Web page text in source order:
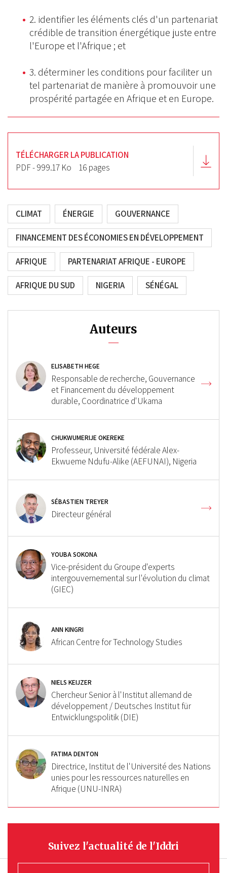
2. identifier les éléments clés d'un partenariat
crédible de transition énergétique juste entre
l'Europe et l'Afrique ; et
3. déterminer les conditions pour faciliter un
tel partenariat de manière à promouvoir une
prospérité partagée en Afrique et en Europe.
TÉLÉCHARGER LA PUBLICATION
PDF - 999.17 Ko
16 pages
CLIMAT ÉNERGIE GOUVERNANCE
FINANCEMENT DES ÉCONOMIES EN DÉVELOPPEMENT
AFRIQUE PARTENARIAT AFRIQUE - EUROPE
AFRIQUE DU SUD NIGERIA SÉNÉGAL
Auteurs
ELISABETH HEGE
Responsable de recherche, Gouvernance
et Financement du développement
durable, Coordinatrice d'Ukama
CHUKWUMERIJE OKEREKE
Professeur, Université fédérale Alex-
Ekwueme Ndufu-Alike (AEFUNAI), Nigeria
SÉBASTIEN TREYER
Directeur général
YOUBA SOKONA
Vice-président du Groupe d'experts
intergouvernemental sur l'évolution du climat
(GIEC)
ANN KINGRI
African Centre for Technology Studies
NIELS KEIJZER
Chercheur Senior à l'Institut allemand de
développement / Deutsches Institut für
Entwicklungspolitik (DIE)
FATIMA DENTON
Directrice, Institut de l'Université des Nations
unies pour les ressources naturelles en
Afrique (UNU-INRA)
Suivez l'actualité de l'Iddri